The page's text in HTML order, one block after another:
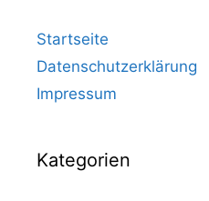
Startseite
Datenschutzerklärung
Impressum
Kategorien